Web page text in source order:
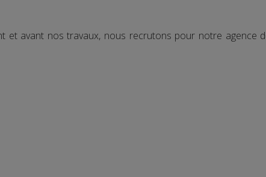
et avant nos travaux, nous recrutons pour notre agence